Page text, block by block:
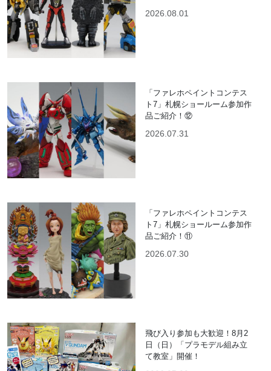
2026.08.01
「ファレホペイントコンテス
ト7」札幌ショールーム参加作
品ご紹介！⑫
2026.07.31
「ファレホペイントコンテス
ト7」札幌ショールーム参加作
品ご紹介！⑪
2026.07.30
飛び入り参加も大歓迎！8月2
日（日）「プラモデル組み立
て教室」開催！